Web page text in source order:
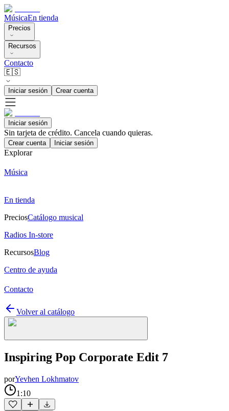
MúsicaEn tienda
Precios
Recursos
Contacto
🇪🇸
Iniciar sesión Crear cuenta
Iniciar sesión
Sin tarjeta de crédito. Cancela cuando quieras.
Crear cuenta Iniciar sesión
Explorar
Música
En tienda
PreciosCatálogo musical
Radios In-store
RecursosBlog
Centro de ayuda
Contacto
Volver al catálogo
Inspiring Pop Corporate Edit 7
porYevhen Lokhmatov
1:10